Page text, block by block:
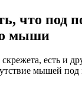
что под
мыши
есть и
мышей под